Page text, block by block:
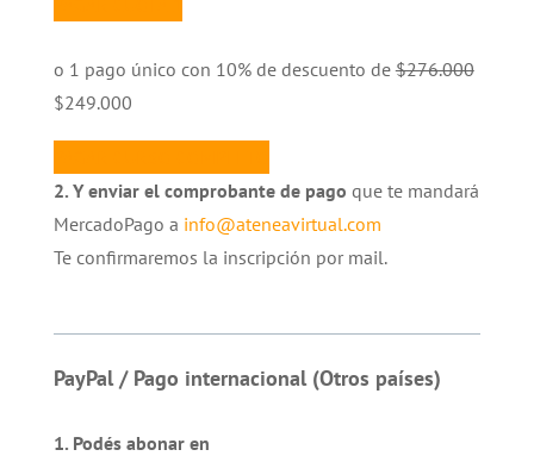
o 1 pago único con 10% de descuento de$276.000
$249.000
2. Y enviar el comprobante de pago que te mandará
MercadoPago a info@ateneavirtual.com
Te confirmaremos la inscripción por mail.
PayPal / Pago internacional (Otros países)
1. Podés abonar en